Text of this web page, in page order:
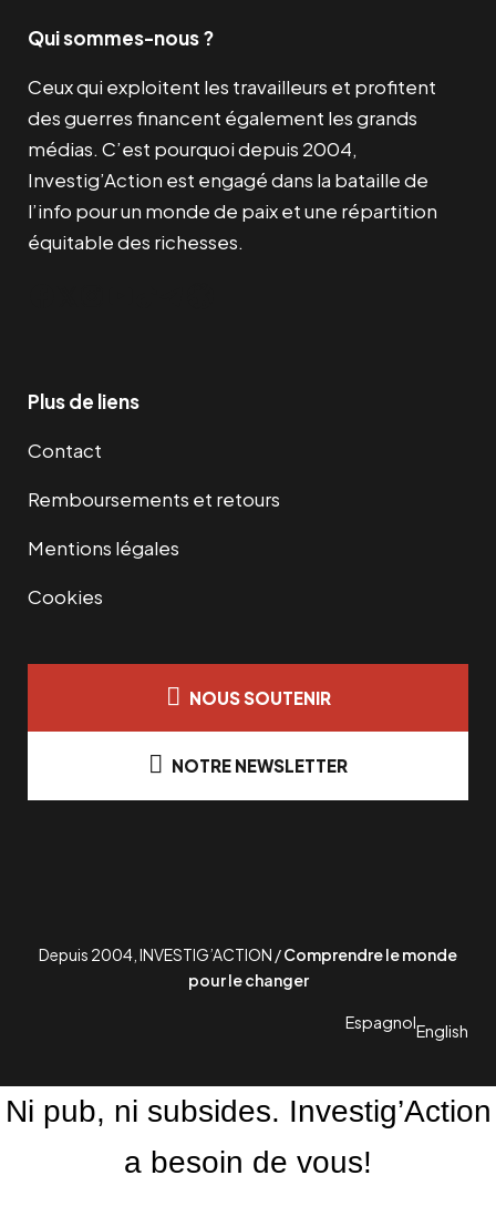
Qui sommes-nous ?
Ceux qui exploitent les travailleurs et profitent
des guerres financent également les grands
médias. C’est pourquoi depuis 2004,
Investig’Action est engagé dans la bataille de
l’info pour un monde de paix et une répartition
équitable des richesses.
Plus de liens
Contact
Remboursements et retours
Mentions légales
Cookies
NOUS SOUTENIR
NOTRE NEWSLETTER
Depuis 2004, INVESTIG’ACTION /Comprendre le monde
pour le changer
EspagnolEnglish
Ni pub, ni subsides. Investig’Action
a besoin de vous!